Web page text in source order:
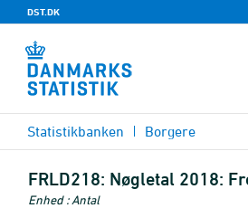
DST.DK
Statistikbanken Borgere
FRLD218: Nøgletal 2018:
Enhed : Antal